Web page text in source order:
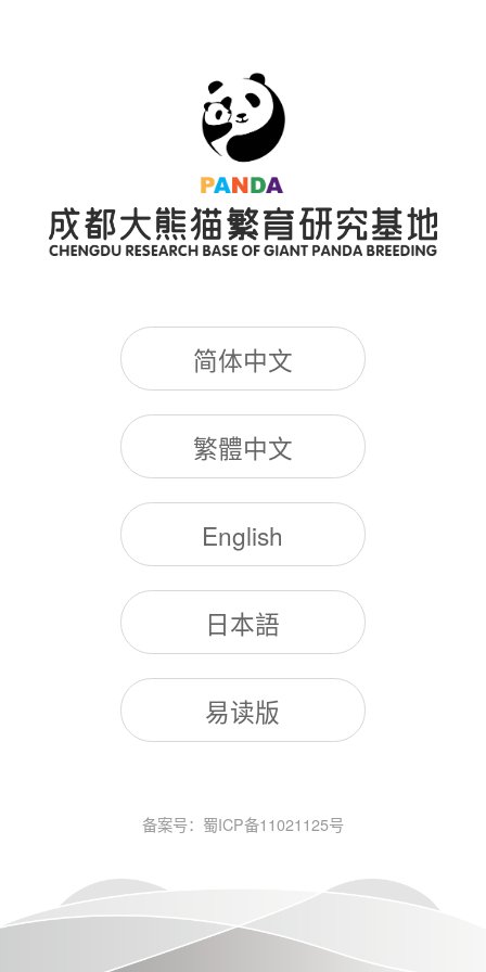
简体中文
繁體中文
English
日本語
易读版
备案号：蜀ICP备11021125号